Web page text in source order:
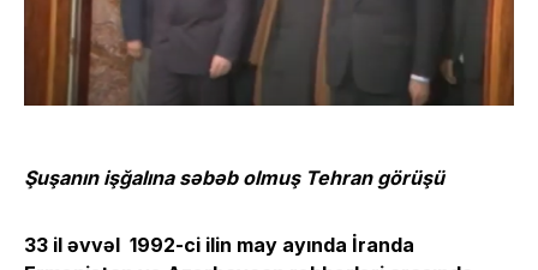
Şuşanın işğalına səbəb olmuş Tehran görüşü
33 il əvvəl 1992-ci ilin may ayında İranda